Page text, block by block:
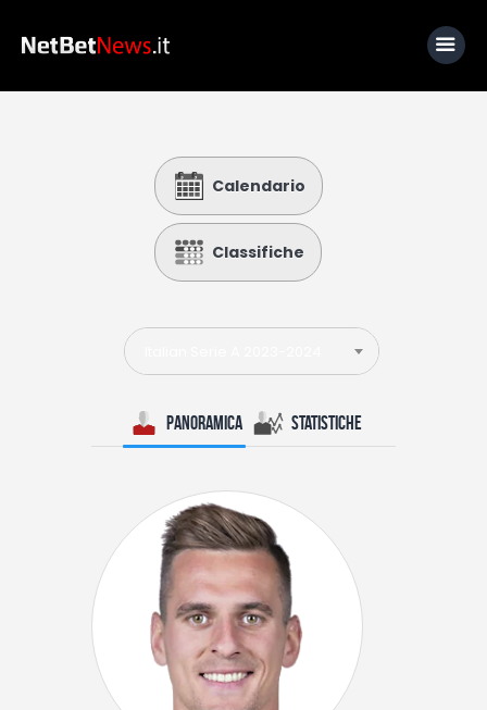
Calcio
Basket
Tennis
Lo Sapevi Che
I consigli di Giulia
Calendario
Classifiche
Panoramica Statistiche